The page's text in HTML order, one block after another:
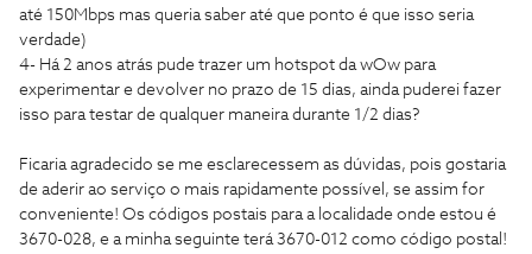
até 150Mbps mas queria saber até que ponto é que isso seria
verdade)
4- Há 2 anos atrás pude trazer um hotspot da wOw para
experimentar e devolver no prazo de 15 dias, ainda puderei fazer
isso para testar de qualquer maneira durante 1/2 dias?
Ficaria agradecido se me esclarecessem as dúvidas, pois gostaria
de aderir ao serviço o mais rapidamente possível, se assim for
conveniente! Os códigos postais para a localidade onde estou é
3670-028, e a minha seguinte terá 3670-012 como código postal!